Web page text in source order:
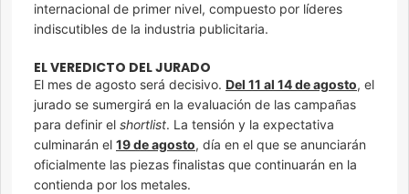
internacional de primer nivel, compuesto por líderes
indiscutibles de la industria publicitaria.
EL VEREDICTO DEL JURADO
El mes de agosto será decisivo. Del 11 al 14 de agosto, el
jurado se sumergirá en la evaluación de las campañas
para definir el shortlist. La tensión y la expectativa
culminarán el 19 de agosto, día en el que se anunciarán
oficialmente las piezas finalistas que continuarán en la
contienda por los metales.